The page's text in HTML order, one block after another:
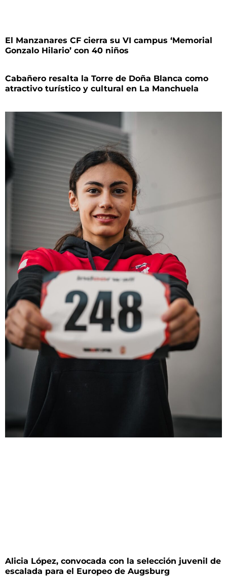
El Manzanares CF cierra su VI campus ‘Memorial
Gonzalo Hilario’ con 40 niños
Cabañero resalta la Torre de Doña Blanca como
atractivo turístico y cultural en La Manchuela
Alicia López, convocada con la selección juvenil de
escalada para el Europeo de Augsburg